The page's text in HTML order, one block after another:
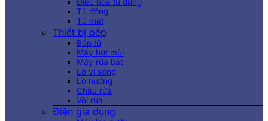
Tủ đông
Tủ mát
Thiết bị bếp
Bếp từ
Máy hút mùi
Máy rửa bát
Lò vi sóng
Lò nướng
Chậu rửa
Vòi rửa
Điện gia dụng